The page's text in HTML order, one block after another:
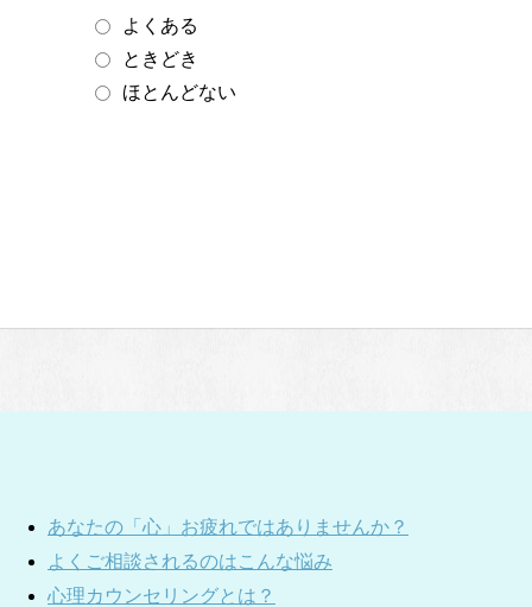
よくある
ときどき
ほとんどない
あなたの「心」お疲れではありませんか？
よくご相談されるのはこんな悩み
心理カウンセリングとは？